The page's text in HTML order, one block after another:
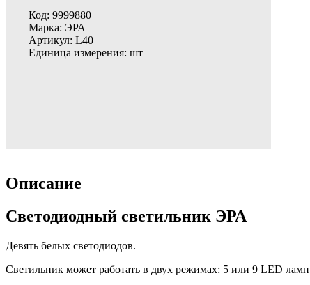
Код: 9999880
Марка: ЭРА
Артикул: L40
Единица измерения: шт
Описание
Светодиодный светильник ЭРА
Девять белых светодиодов.
Светильник может работать в двух режимах: 5 или 9 LED